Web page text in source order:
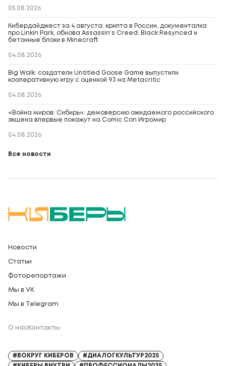
05.08.2026
Кибердайджест за 4 августа: крипта в России, документалка
про Linkin Park, обнова Assassin’s Creed: Black Resynced и
бетонные блоки в Minecraft
04.08.2026
Big Walk: создатели Untitled Goose Game выпустили
кооперативную игру с оценкой 93 на Metacritic
04.08.2026
«Война миров: Сибирь»: демоверсию ожидаемого российского
экшена впервые покажут на Comic Con Игромир
04.08.2026
Все новости
Новости
Статьи
Фоторепортажи
Мы в VK
Мы в Telegram
О насКонтакты
#ВОКРУГ КИБЕРОВ
#ДИАЛОГКУЛЬТУР2025